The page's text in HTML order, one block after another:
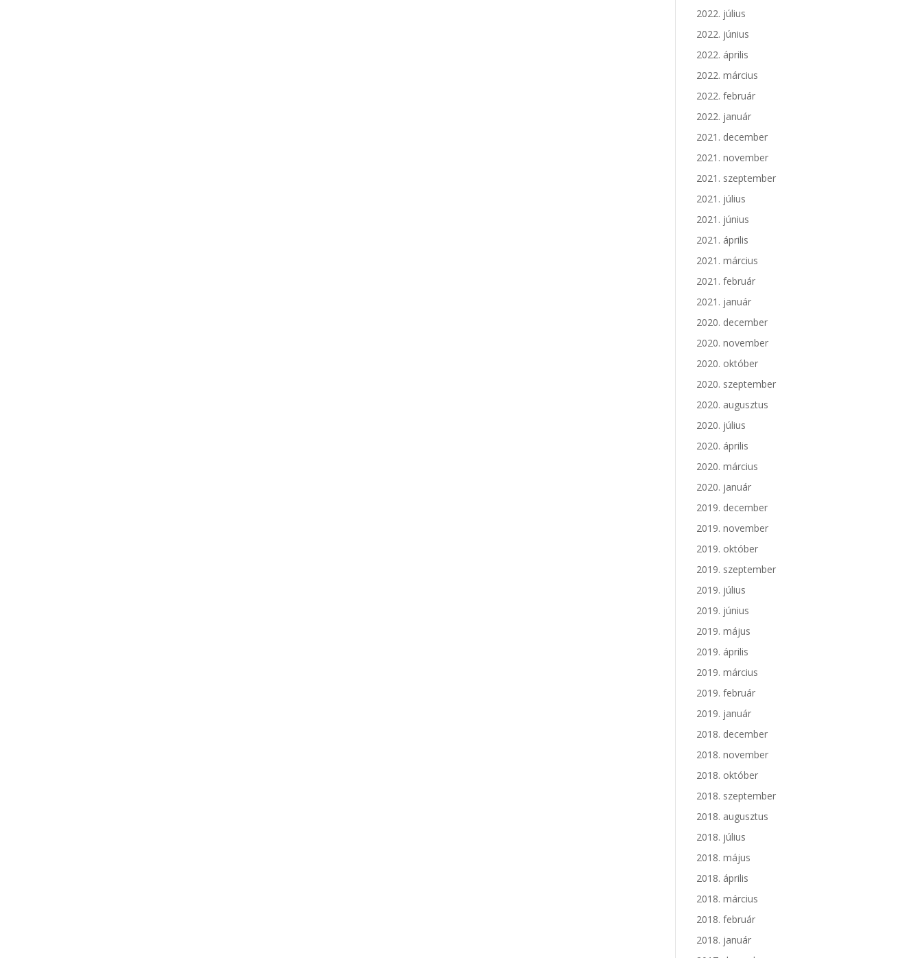
2022. július
2022. június
2022. április
2022. március
2022. február
2022. január
2021. december
2021. november
2021. szeptember
2021. július
2021. június
2021. április
2021. március
2021. február
2021. január
2020. december
2020. november
2020. október
2020. szeptember
2020. augusztus
2020. július
2020. április
2020. március
2020. január
2019. december
2019. november
2019. október
2019. szeptember
2019. július
2019. június
2019. május
2019. április
2019. március
2019. február
2019. január
2018. december
2018. november
2018. október
2018. szeptember
2018. augusztus
2018. július
2018. május
2018. április
2018. március
2018. február
2018. január